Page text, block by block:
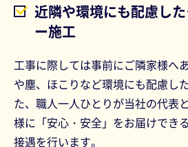
近隣や環境にも配慮し
ー施工
工事に際しては事前にご隣家様へ
や塵、ほこりなど環境にも配慮し
た、職人一人ひとりが当社の代表
様に「安心・安全」をお届けでき
接遇を行います。